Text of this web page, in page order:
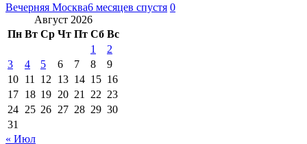
Вечерняя Москва6 месяцев спустя 0
Август 2026
Пн Вт Ср Чт Пт Сб Вс
1
2
3
4 5 6 7 8
9
10 11 12 13 14 15 16
17 18 19 20 21 22 23
24 25 26 27 28 29 30
31
« Июл